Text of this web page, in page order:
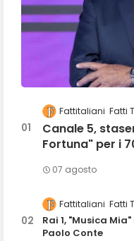
Fattitaliani Fatti
Canale 5,
Fortuna" per i
07 agosto
Fattitaliani Fatti
Rai 1, "Musica
Paolo Conte